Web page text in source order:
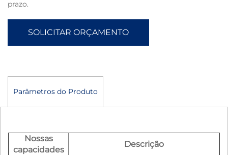
prazo.
SOLICITAR ORÇAMENTO
Parâmetros do Produto
Nossas
capacidades
Descrição